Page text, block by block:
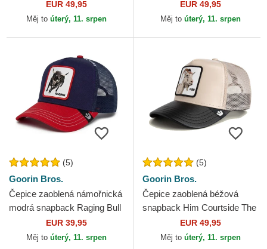
The Farm Goorin Bros.
EUR 49,95
Měj to úterý, 11. srpen
Dapper The Farm Goorin
Bros.
EUR 49,95
Měj to úterý, 11. srpen
(5)
Goorin Bros.
Čepice zaoblená námořnická
modrá snapback Raging Bull
Fab Farm The Farm Goorin
Bros.
EUR 39,95
Měj to úterý, 11. srpen
(5)
Goorin Bros.
Čepice zaoblená béžová
snapback Him Courtside The
Farm Goorin Bros.
EUR 49,95
Měj to úterý, 11. srpen